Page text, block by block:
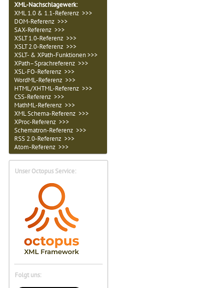
XML-Nachschlagewerk:
XML 1.0 & 1.1-Referenz >>>
DOM-Referenz >>>
SAX-Referenz >>>
XSLT 1.0-Referenz >>>
XSLT 2.0-Referenz >>>
XSLT- & XPath-Funktionen >>>
XPath–Sprachreferenz >>>
XSL-FO-Referenz >>>
WordML-Referenz >>>
HTML/XHTML-Referenz >>>
CSS-Referenz >>>
MathML-Referenz >>>
XML Schema-Referenz >>>
XProc-Referenz >>>
Schematron-Referenz >>>
RSS 2.0-Referenz >>>
Atom-Referenz >>>
Unser Octopus Service:
Folgt uns: